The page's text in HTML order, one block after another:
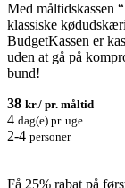
Med måltidskassen
klassiske
BudgetKassen er
uden at gå på
bund!
38 kr./ pr. måltid
4 dag(e) pr. uge
2-4 personer
Få 25% rabat på